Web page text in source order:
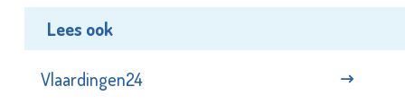
Lees ook
Vlaardingen24